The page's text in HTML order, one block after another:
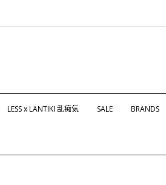
LESS x LANTIKI 乱痴気 SALE BRANDS